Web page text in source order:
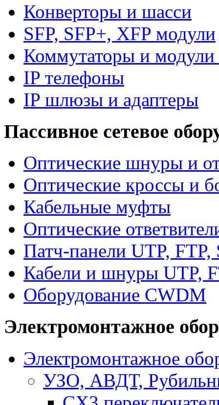
Конверторы и шасси
SFP, SFP+, XFP модули
Коммутаторы и модули
IP телефоны
IP шлюзы и адаптеры
Пассивное сетевое
Оптические шнуры и
Оптические кроссы и
Кабельные муфты
Оптические
Патч-панели UTP, FTP,
Кабели и шнуры UTP,
Оборудование CWDM
Электромонтажное
Электромонтажное
УЗО, АВДТ,